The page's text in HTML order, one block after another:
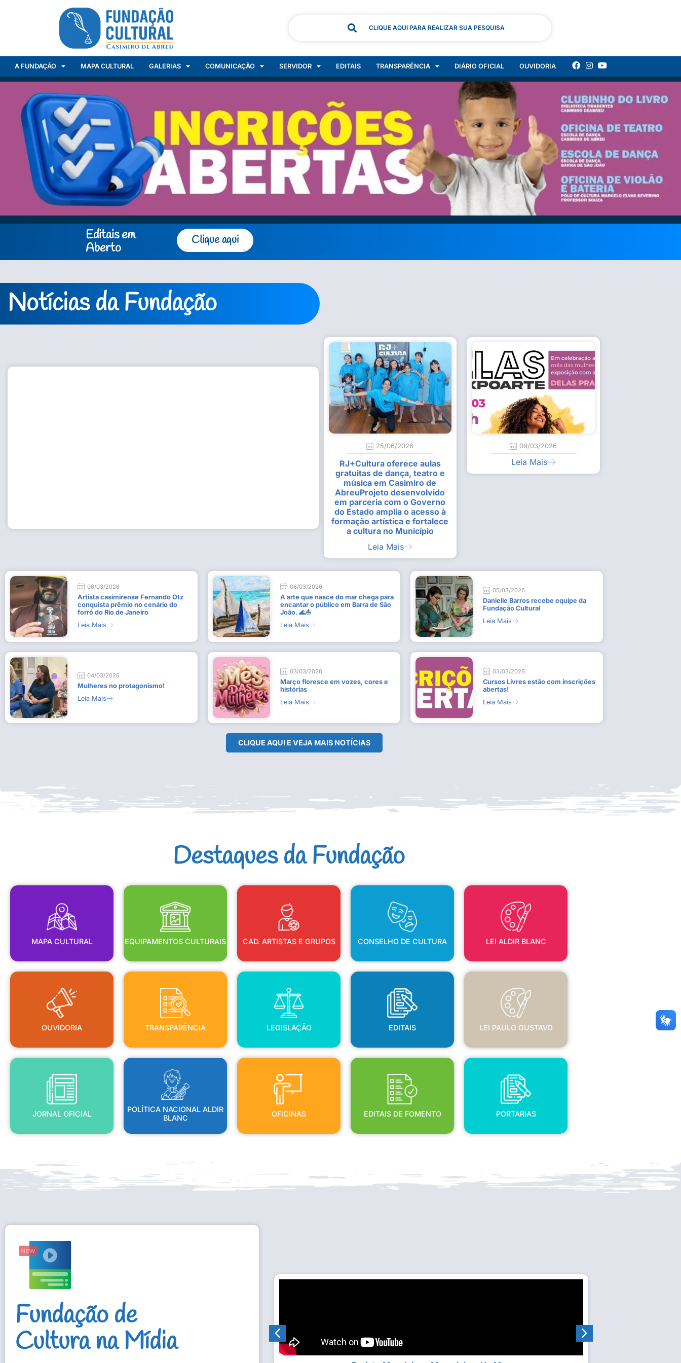
CLIQUE AQUI PARA REALIZAR SUA PESQUISA
A FUNDAÇÃO MAPA CULTURAL GALERIAS COMUNICAÇÃO SERVIDOR EDITAIS TRANSPARÊNCIA DIÁRIO OFICIAL OUVIDORIA
Editais em
Aberto
Clique aqui
Notícias da Fundação
Estudantes vivenciam experiência artística em visita guiada à exposição “Em
Busca do Divino”, em Rio Dourado
9 de julho de 2026
Leia Mais
25/06/2026
RJ+Cultura oferece aulas
gratuitas de dança, teatro e
música em Casimiro de
AbreuProjeto desenvolvido
em parceria com o Governo
do Estado amplia o acesso à
formação artística e fortalece
a cultura no Município
Leia Mais
09/03/2026
Leia Mais
06/03/2026
Artista casimirense Fernando Otz
conquista prêmio no cenário do
forró do Rio de Janeiro
Leia Mais
06/03/2026
A arte que nasce do mar chega para
encantar o público em Barra de São
João. 🌊⛵
Leia Mais
05/03/2026
Danielle Barros recebe equipe da
Fundação Cultural
Leia Mais
04/03/2026
Mulheres no protagonismo!
Leia Mais
03/03/2026
Março floresce em vozes, cores e
histórias
Leia Mais
03/03/2026
Cursos Livres estão com inscrições
abertas!
Leia Mais
CLIQUE AQUI E VEJA MAIS NOTÍCIAS
Destaques da Fundação
MAPA CULTURAL
MAPA CULTURAL
EQUIPAMENTOS CULTURAIS
EQUIPAMENTOS CULTURAIS
CAD. ARTISTAS E GRUPOS
CAD. ARTISTAS E GRUPOS
CONSELHO DE CULTURA
CONSELHO DE CULTURA
LEI ALDIR BLANC
LEI ALDIR BLANC
OUVIDORIA
OUVIDORIA
TRANSPARÊNCIA
TRANSPARÊNCIA
LEGISLAÇÃO
LEGISLAÇÃO
EDITAIS
EDITAIS
LEI PAULO GUSTAVO
LEI PAULO GUSTAVO
JORNAL OFICIAL
JORNAL OFICIAL
POLÍTICA NACIONAL ALDIR
BLANC
POLÍTICA NACIONAL ALDIR
BLANC
OFICINAS
OFICINAS
EDITAIS DE FOMENTO
EDITAIS DE FOMENTO
PORTARIAS
PORTARIAS
Fundação de
Cultura na Mídia